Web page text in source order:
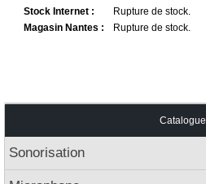
Stock Internet :
Rupture de stock.
Magasin Nantes :
Rupture de stock.
Catalogue
Sonorisation